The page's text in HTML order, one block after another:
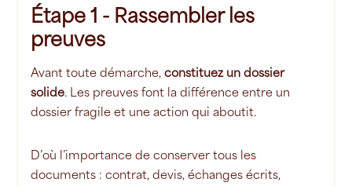
Étape 1 - Rassembler les
preuves
Avant toute démarche,constituez un dossier
solide. Les preuves font la différence entre un
dossier fragile et une action qui aboutit.
D’où l’importance de conserver tous les
documents : contrat, devis, échanges écrits,